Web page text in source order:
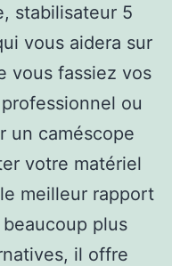
stabilisateur 5
vous aidera sur
vous fassiez vos
ou
un caméscope
votre matériel
meilleur rapport
plus
il offre